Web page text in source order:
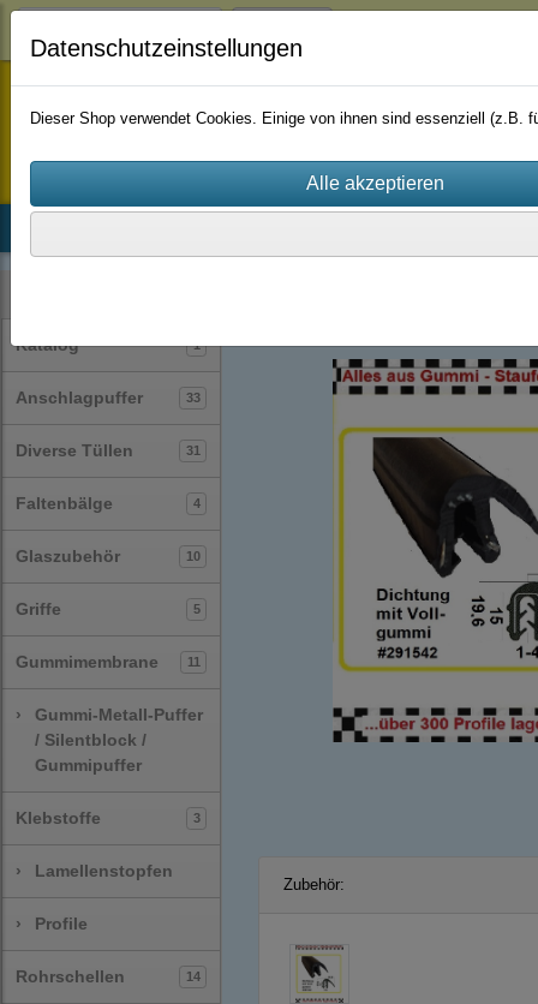
staufenbiel-berlin
Katalog 1
Anschlagpuffer 33
Diverse Tüllen 31
Faltenbälge 4
Glaszubehör 10
Griffe 5
Gummimembrane 11
›
Gummi-Metall-Puffer
/ Silentblock /
Gummipuffer
Klebstoffe 3
› Lamellenstopfen
› Profile
Rohrschellen 14
Zubehör:
Datenschutzeinstellungen
Dieser Shop verwendet Cookies. Einige von ihnen sind essenziell (z.B.